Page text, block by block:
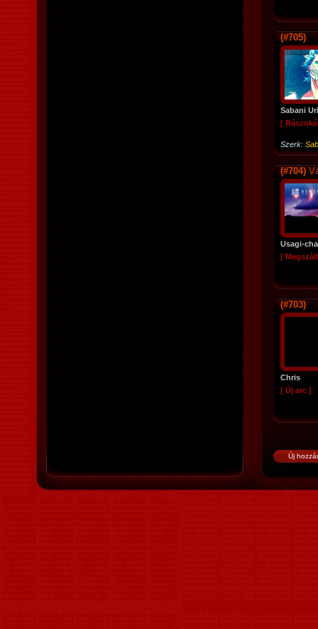
(#705)
Sabani
[
Szerk:
(#704)
Usagi-
[
(#703)
Chris
[ Új arc ]